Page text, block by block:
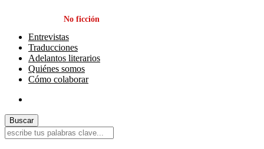
No ficción
Entrevistas
Traducciones
Adelantos literarios
Quiénes somos
Cómo colaborar